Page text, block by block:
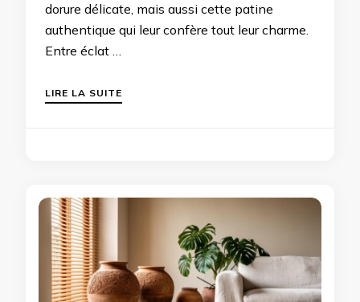
dorure délicate, mais aussi cette patine
authentique qui leur confère tout leur charme.
Entre éclat …
LIRE LA SUITE